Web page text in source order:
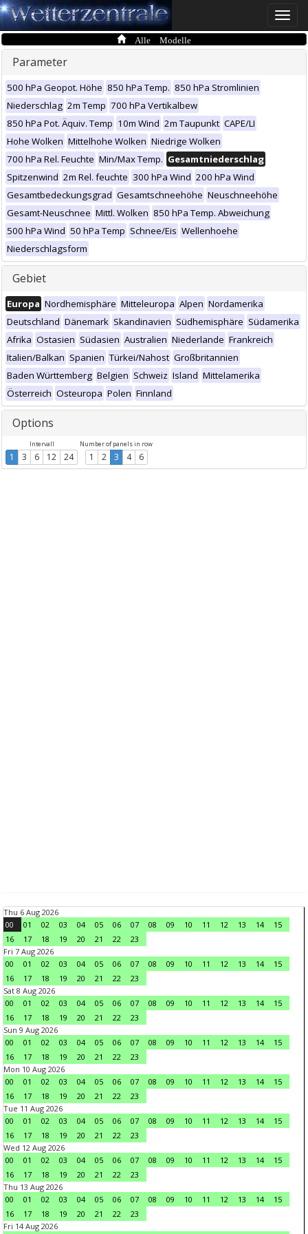
Toggle
Alle Modelle
Parameter
500 hPa Geopot. Höhe 850 hPa Temp. 850 hPa Stromlinien
Niederschlag 2m Temp 700 hPa Vertikalbew
850 hPa Pot. Äquiv. Temp 10m Wind 2m Taupunkt CAPE/LI
Hohe Wolken Mittelhohe Wolken Niedrige Wolken
700 hPa Rel. Feuchte Min/Max Temp. Gesamtniederschlag
Spitzenwind 2m Rel. feuchte 300 hPa Wind 200 hPa Wind
Gesamtbedeckungsgrad Gesamtschneehöhe Neuschneehöhe
Gesamt-Neuschnee Mittl. Wolken 850 hPa Temp. Abweichung
500 hPa Wind 50 hPa Temp Schnee/Eis Wellenhoehe
Niederschlagsform
Gebiet
Europa Nordhemisphäre Mitteleuropa Alpen Nordamerika
Deutschland Dänemark Skandinavien Südhemisphäre Südamerika
Afrika Ostasien Südasien Australien Niederlande Frankreich
Italien/Balkan Spanien Türkei/Nahost Großbritannien
Baden Württemberg Belgien Schweiz Island Mittelamerika
Österreich Osteuropa Polen Finnland
Options
Intervall
1 3 6 12 24
Number of panels in row
1 2 3 4 6
Thu 6 Aug 2026
00
01 02 03 04 05 06 07 08 09 10 11 12 13 14
15
16
17 18 19 20 21 22
23
Fri 7 Aug 2026
00
01 02 03 04 05 06 07 08 09 10 11 12 13 14
15
16
17 18 19 20 21 22
23
Sat 8 Aug 2026
00
01 02 03 04 05 06 07 08 09 10 11 12 13 14
15
16
17 18 19 20 21 22
23
Sun 9 Aug 2026
00
01 02 03 04 05 06 07 08 09 10 11 12 13 14
15
16
17 18 19 20 21 22
23
Mon 10 Aug 2026
00
01 02 03 04 05 06 07 08 09 10 11 12 13 14
15
16
17 18 19 20 21 22
23
Tue 11 Aug 2026
00
01 02 03 04 05 06 07 08 09 10 11 12 13 14
15
16
17 18 19 20 21 22
23
Wed 12 Aug 2026
00
01 02 03 04 05 06 07 08 09 10 11 12 13 14
15
16
17 18 19 20 21 22
23
Thu 13 Aug 2026
00
01 02 03 04 05 06 07 08 09 10 11 12 13 14
15
16
17 18 19 20 21 22
23
Fri 14 Aug 2026